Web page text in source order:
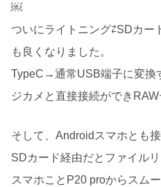
￼
ついにライトニング⇄SDカー
も良くなりました。
TypeC→通常USB端子に変換
ジカメと直接接続ができ
そして、Androidスマホとも接
SDカード経由だとファイル
スマホことP20 proからスム